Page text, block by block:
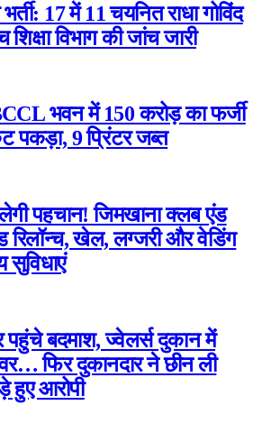
17 में 11 चयनित राधा गोविंद
विभाग की जांच जारी
भवन में 150 करोड़ का फर्जी
पकड़ा, 9 प्रिंटर जब्त
पहचान! जिमखाना क्लब एंड
रिलॉन्च, खेल, लग्जरी और वेडिंग
सुविधाएं
बदमाश, ज्वेलर्स दुकान में
फिर दुकानदार ने छीन ली
हुए आरोपी